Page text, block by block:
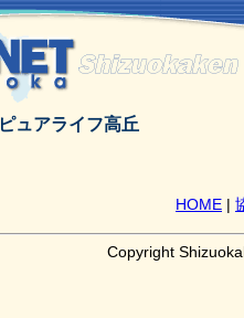
ピュアライフ高丘
HOME |
Copyright